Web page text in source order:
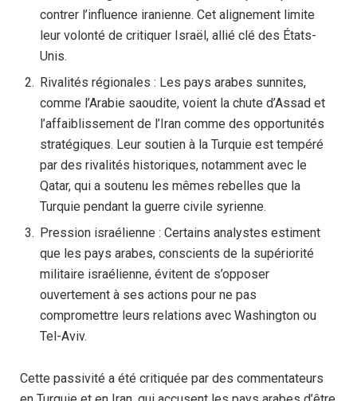
contrer l’influence iranienne. Cet alignement limite
leur volonté de critiquer Israël, allié clé des États-
Unis.
Rivalités régionales : Les pays arabes sunnites,
comme l’Arabie saoudite, voient la chute d’Assad et
l’affaiblissement de l’Iran comme des opportunités
stratégiques. Leur soutien à la Turquie est tempéré
par des rivalités historiques, notamment avec le
Qatar, qui a soutenu les mêmes rebelles que la
Turquie pendant la guerre civile syrienne.
Pression israélienne : Certains analystes estiment
que les pays arabes, conscients de la supériorité
militaire israélienne, évitent de s’opposer
ouvertement à ses actions pour ne pas
compromettre leurs relations avec Washington ou
Tel-Aviv.
Cette passivité a été critiquée par des commentateurs